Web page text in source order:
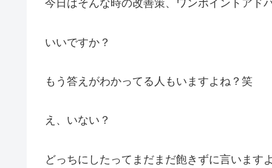
今日はそんな時の改善策、ワンポイントアド
いいですか？
もう答えがわかってる人もいますよね？笑
え、いない？
どっちにしたってまだまだ飽きずに言います